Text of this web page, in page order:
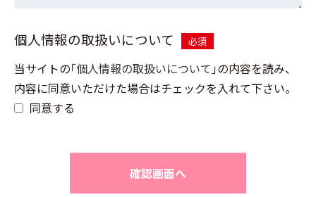
個人情報の取扱いについて 必須
当サイトの｢個人情報の取扱いについて｣の内容を読み、
内容に同意いただけた場合はチェックを入れて下さい。
同意する